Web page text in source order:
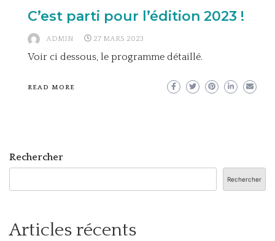
C’est parti pour l’édition 2023 !
ADMIN 27 MARS 2023
Voir ci dessous, le programme détaillé.
READ MORE
Rechercher
Rechercher
Articles récents